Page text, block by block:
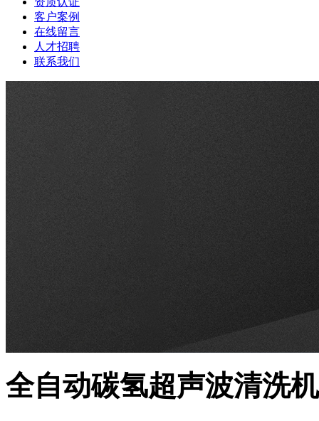
客户案例
在线留言
人才招聘
联系我们
全自动碳氢超声波清洗机